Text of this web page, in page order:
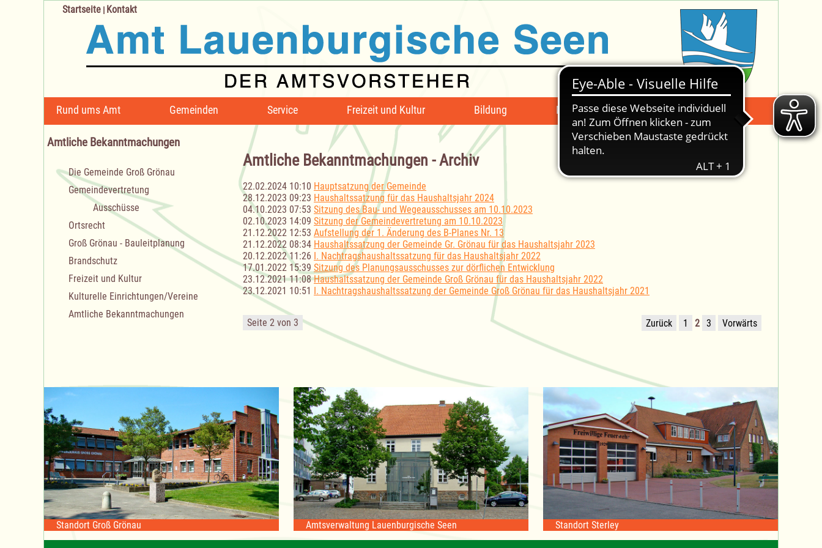
Navigation
überspringen
Rund ums Amt Gemeinden Service Freizeit und Kultur Bildung Mängelmeldung Suche -
Startseite | Kontakt
Amtliche Bekanntmachungen - Archiv
22.02.2024 10:10 Hauptsatzung der Gemeinde
28.12.2023 09:23 Haushaltssatzung für das Haushaltsjahr 2024
04.10.2023 07:53 Sitzung des Bau- und Wegeausschusses am 10.10.2023
02.10.2023 14:09 Sitzung der Gemeindevertretung am 10.10.2023
21.12.2022 12:53 Aufstellung der 1. Änderung des B-Planes Nr. 13
21.12.2022 08:34 Haushaltssatzung der Gemeinde Gr. Grönau für das Haushaltsjahr 2023
20.12.2022 11:26 I. Nachtragshaushaltssatzung für das Haushaltsjahr 2022
17.01.2022 15:39 Sitzung des Planungsausschusses zur dörflichen Entwicklung
23.12.2021 11:08 Haushaltssatzung der Gemeinde Groß Grönau für das Haushaltsjahr 2022
23.12.2021 10:51 I. Nachtragshaushaltssatzung der Gemeinde Groß Grönau für das Haushaltsjahr 2021
Seite 2 von 3 Zurück 1 2 3 Vorwärts
Amtliche Bekanntmachungen
Navigation
überspringen
Die Gemeinde Groß Grönau
Gemeindevertretung
Ausschüsse
Ortsrecht
Groß Grönau - Bauleitplanung
Brandschutz
Freizeit und Kultur
Kulturelle Einrichtungen/Vereine
Amtliche Bekanntmachungen
Standort Groß Grönau Amtsverwaltung Lauenburgische Seen Standort Sterley